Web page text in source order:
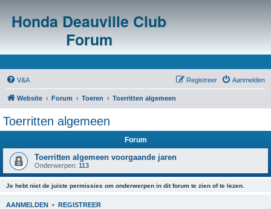
Honda Deauville Club
Forum
V&A Aanmelden
Registreer
Website Forum Toeren Toerritten algemeen
Toerritten algemeen
Forum
Toerritten algemeen voorgaande jaren
Onderwerpen: 113
Je hebt niet de juiste permissies om onderwerpen in dit forum te zien of te lezen.
AANMELDEN • REGISTREER